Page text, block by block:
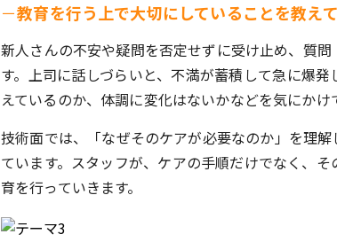
－教育を行う上で大切にしていることを教えて
新人さんの不安や疑問を否定せずに受け止め、質
す。上司に話しづらいと、不満が蓄積して急に爆
えているのか、体調に変化はないかなどを気にかけ
技術面では、「なぜそのケアが必要なのか」を理
ています。スタッフが、ケアの手順だけでなく、
育を行っていきます。